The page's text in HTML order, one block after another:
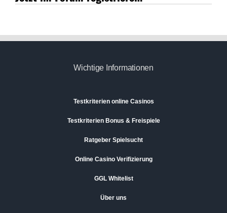
Wichtige Informationen
Testkriterien online Casinos
Testkriterien Bonus & Freispiele
Ratgeber Spielsucht
Online Casino Verifizierung
GGL Whitelist
Über uns